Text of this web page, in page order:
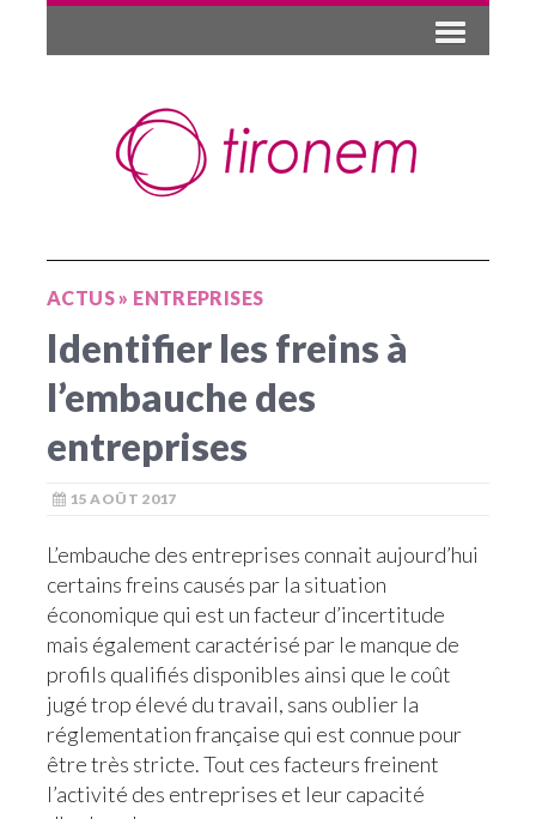
ACTUS» ENTREPRISES
Identifier les freins à
l’embauche des
entreprises
15 AOÛT 2017
L’embauche des entreprises connait aujourd’hui
certains freins causés par la situation
économique qui est un facteur d’incertitude
mais également caractérisé par le manque de
profils qualifiés disponibles ainsi que le coût
jugé trop élevé du travail, sans oublier la
réglementation française qui est connue pour
être très stricte. Tout ces facteurs freinent
l’activité des entreprises et leur capacité